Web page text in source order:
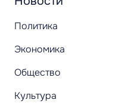
Политика
Экономика
Общество
Культура